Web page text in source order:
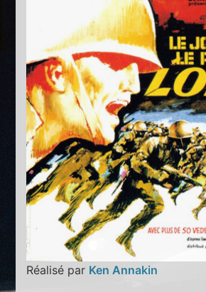
Réalisé par Ken Annakin